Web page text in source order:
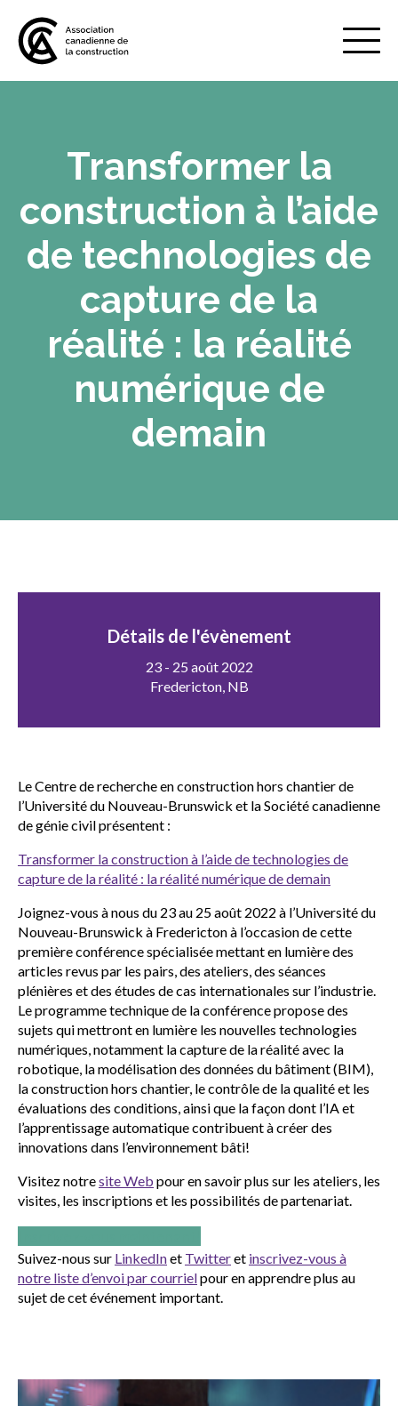
Mobile
Menu
À propos de nous
menu
Adhésion
sub
menu
Défense des intérêts
menu
Services axés sur les pratiques
exemplaires
Événements
Show
Transformer la
construction à l’aide
de technologies de
capture de la
réalité : la réalité
numérique de
demain
Détails de l'évènement
23 - 25 août 2022
Fredericton, NB
Le Centre de recherche en construction hors chantier de
l’Université du Nouveau-Brunswick et la Société canadienne
de génie civil présentent :
Transformer la construction à l’aide de technologies de
capture de la réalité : la réalité numérique de demain
Joignez-vous à nous du 23 au 25 août 2022 à l’Université du
Nouveau-Brunswick à Fredericton à l’occasion de cette
première conférence spécialisée mettant en lumière des
articles revus par les pairs, des ateliers, des séances
plénières et des études de cas internationales sur l’industrie.
Le programme technique de la conférence propose des
sujets qui mettront en lumière les nouvelles technologies
numériques, notamment la capture de la réalité avec la
robotique, la modélisation des données du bâtiment (BIM),
la construction hors chantier, le contrôle de la qualité et les
évaluations des conditions, ainsi que la façon dont l’IA et
l’apprentissage automatique contribuent à créer des
innovations dans l’environnement bâti!
Visitez notresite Web pour en savoir plus sur les ateliers, les
visites, les inscriptions et les possibilités de partenariat.
Suivez-nous sur LinkedInet Twitteret inscrivez-vous à
notre liste d’envoi par courrielpour en apprendre plus au
sujet de cet événement important.